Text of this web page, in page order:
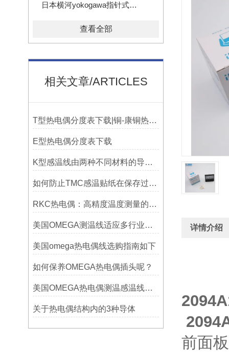
日本横河yokogawa指针式电压电流表头
查看全部
相关文章/ARTICLES
T型热电偶分度表下载|铜-康铜热电偶分度表下载
E型热电偶分度表下载
K型感温线由两种不同材料的导线组成
如何防止TMC感温贴纸在保存过程中损坏？
RKC热电偶：高精度温度测量的理想选择
美国OMEGA测温线适应多行业需求
美国omega热电偶线选购指南如下
如何保养OMEGA热电偶插头呢？
美国OMEGA热电偶测温感温线和插头插座连接器真伪原装正品判断查验方法
关于热电偶结构内的3种导体
详情介绍
前面